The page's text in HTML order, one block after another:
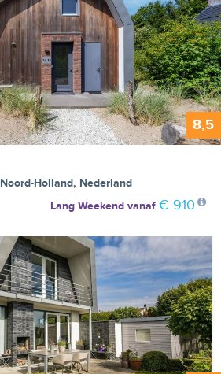
8,5
Noord-Holland, Nederland
Lang Weekendvanaf € 910